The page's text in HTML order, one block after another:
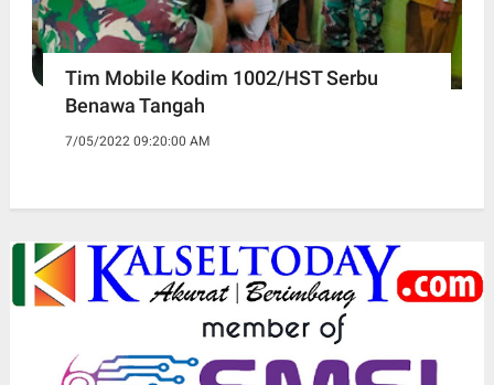
Tim Mobile Kodim 1002/HST Serbu
Benawa Tangah
7/05/2022 09:20:00 AM